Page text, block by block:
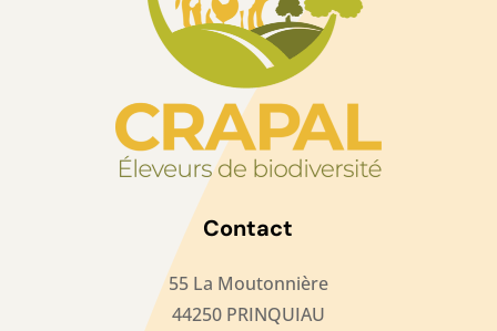
Contact
55 La Moutonnière
44250 PRINQUIAU